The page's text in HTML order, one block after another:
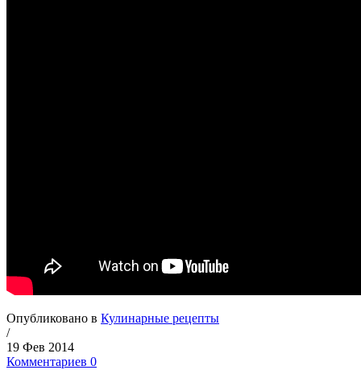
Опубликовано в Кулинарные рецепты
/
19 Фев 2014
Комментариев 0